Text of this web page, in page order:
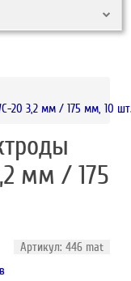
20 3,2 мм / 175 мм, 10
мм / 175
Артикул: 446 mat